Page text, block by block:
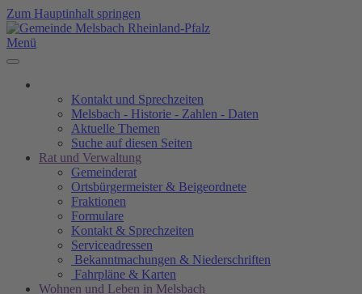
Zum Hauptinhalt springen
Menü
Kontakt und Sprechzeiten
Melsbach - Historie - Zahlen - Daten
Aktuelle Themen
Suche auf diesen Seiten
Rat und Verwaltung
Gemeinderat
Ortsbürgermeister & Beigeordnete
Fraktionen
Formulare
Kontakt & Sprechzeiten
Serviceadressen
Bekanntmachungen & Niederschriften
Fahrpläne & Karten
Wohnen und Leben in Melsbach